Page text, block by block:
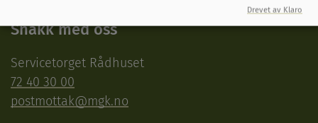
Snakk med oss
Servicetorget Rådhuset
72 40 30 00
postmottak@mgk.no
Drevet av Klaro